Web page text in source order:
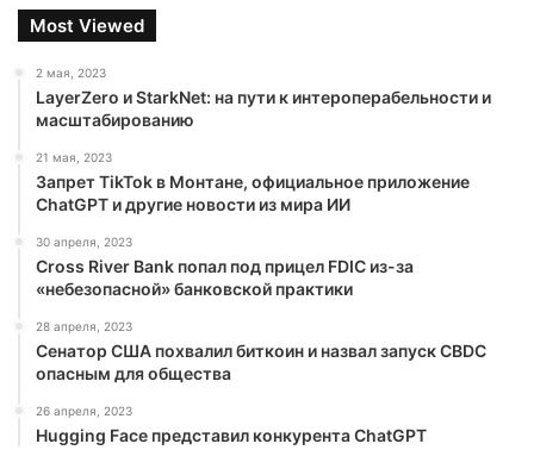
Most Viewed
2 мая, 2023
LayerZero и StarkNet: на пути к интероперабельности и
масштабированию
21 мая, 2023
Запрет TikTok в Монтане, официальное приложение
ChatGPT и другие новости из мира ИИ
30 апреля, 2023
Cross River Bank попал под прицел FDIC из-за
«небезопасной» банковской практики
28 апреля, 2023
Сенатор США похвалил биткоин и назвал запуск CBDC
опасным для общества
26 апреля, 2023
Hugging Face представил конкурента ChatGPT